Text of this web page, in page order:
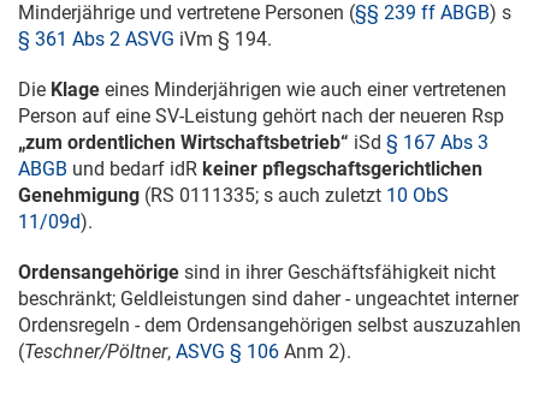
Minderjährige und vertretene Personen (§§ 239 ff ABGB) s
§ 361 Abs 2 ASVG iVm § 194.
Die Klage eines Minderjährigen wie auch einer vertretenen
Person auf eine SV-Leistung gehört nach der neueren Rsp
„zum ordentlichen Wirtschaftsbetrieb“ iSd § 167 Abs 3
ABGB und bedarf idR keiner pflegschaftsgerichtlichen
Genehmigung (RS 0111335; s auch zuletzt 10 ObS
11/09d).
Ordensangehörige sind in ihrer Geschäftsfähigkeit nicht
beschränkt; Geldleistungen sind daher - ungeachtet interner
Ordensregeln - dem Ordensangehörigen selbst auszuzahlen
(Teschner/Pöltner, ASVG § 106 Anm 2).